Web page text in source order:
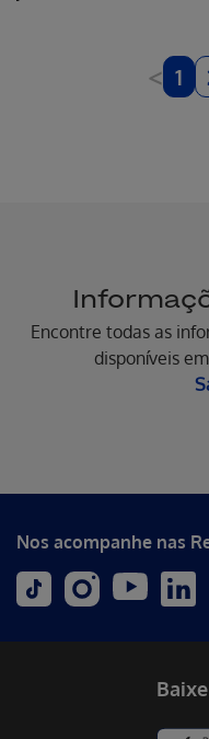
< 1
Encontre todas as
disponíveis
Nos acompanhe nas